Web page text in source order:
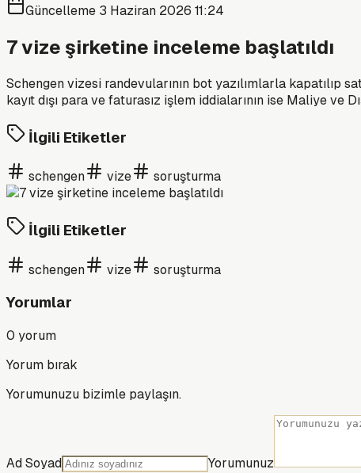
Güncelleme 3 Haziran 2026 11:24
7 vize şirketine inceleme başlatıldı
Schengen vizesi randevularının bot yazılımlarla kapatılıp
kayıt dışı para ve faturasız işlem iddialarının ise Maliye ve
İlgili Etiketler
schengen vize soruşturma
İlgili Etiketler
schengen vize soruşturma
Yorumlar
0 yorum
Yorum bırak
Yorumunuzu bizimle paylaşın.
Ad Soyad Yorumunuz